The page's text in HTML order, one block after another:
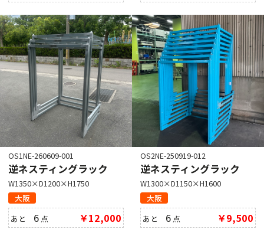
OS1NE-260609-001
逆ネスティングラック
W1350×D1200×H1750
大阪
あと 6 点 ￥12,000
OS2NE-250919-012
逆ネスティングラック
W1300×D1150×H1600
大阪
あと 6 点 ￥9,500